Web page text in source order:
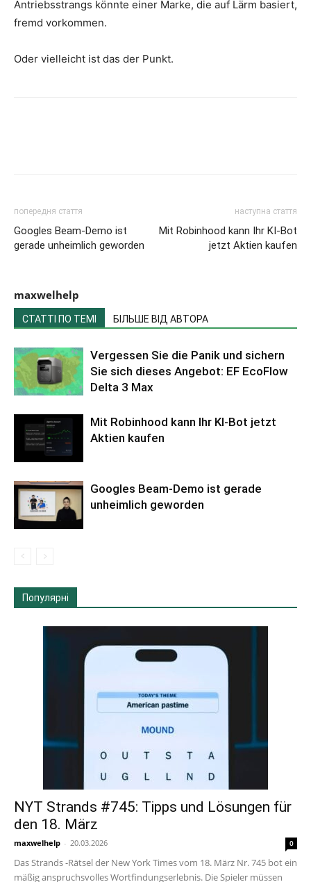
Antriebsstrangs könnte einer Marke, die auf Lärm basiert,
fremd vorkommen.
Oder vielleicht ist das der Punkt.
попередня стаття
Googles Beam-Demo ist
gerade unheimlich geworden
наступна стаття
Mit Robinhood kann Ihr KI-Bot
jetzt Aktien kaufen
maxwelhelp
СТАТТІ ПО ТЕМІ БІЛЬШЕ ВІД АВТОРА
Vergessen Sie die Panik und sichern
Sie sich dieses Angebot: EF EcoFlow
Delta 3 Max
Mit Robinhood kann Ihr KI-Bot jetzt
Aktien kaufen
Googles Beam-Demo ist gerade
unheimlich geworden
Популярні
NYT Strands #745: Tipps und Lösungen für
den 18. März
maxwelhelp - 20.03.2026 0
Das Strands -Rätsel der New York Times vom 18. März Nr. 745 bot ein
mäßig anspruchsvolles Wortfindungserlebnis. Die Spieler müssen